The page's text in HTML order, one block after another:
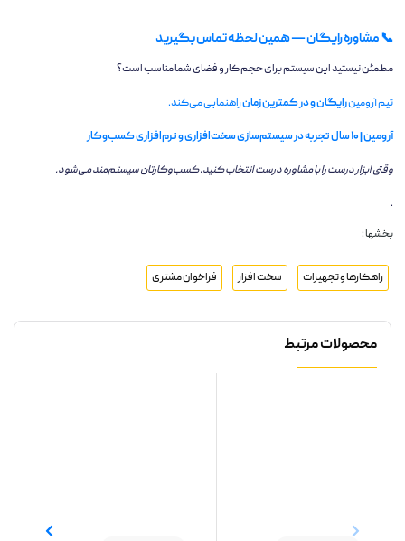
📞 مشاوره رایگان — همین لحظه تماس بگیرید
مطمئن نیستید این سیستم برای حجم کار و فضای شما مناسب است؟
تیم آرومینرایگان و در کمترین زمانراهنمایی می‌کند.
آرومین | ۱۰ سال تجربه در سیستم‌سازی سخت‌افزاری و نرم‌افزاری کسب‌وکار
وقتی ابزار درست را با مشاوره درست انتخاب کنید، کسب‌وکارتان سیستم‌مند می‌شود.
.
بخشها :
راهکارها و تجهیزات سخت افزار فراخوان مشتری
محصولات مرتبط